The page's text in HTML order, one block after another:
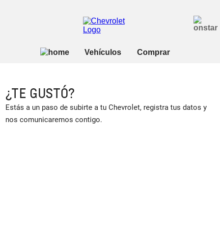
¿TE GUSTÓ?
Estás a un paso de subirte a tu Chevrolet, registra tus datos y
nos comunicaremos contigo.